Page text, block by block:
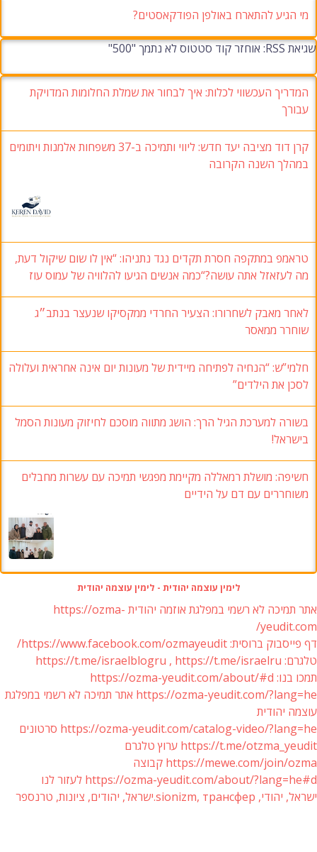
מי הגיע להתארח באולפן הפודקאסטים?
שגיאת RSS: אוחזר קוד סטטוס לא נתמך "500"
המדריך העכשווי לכלות: איך לבחור את שמלת החלומות המדויקת
עבורך
קרן דוד מציבה יעד חדש: ליווי ותמיכה ב-37 משפחות אלמנות ויתומים
במהלך השנה הקרובה
טראמפ במתקפה חסרת תקדים נגד נתניהו: “אין לו שום שיקול דעת,
מה לעזאזל אתה עושה?“כמה אנשים הגיעו להלוויה של עמוס עוז
לאחר מאבק לשחרורו: הצעיר החרדי ממקסיקו שנעצר בנתב״ג
שוחרר ממאסר
חלמי”ש: “הנחיה לפתיחה מיידית של מעונות יום אינה אחראית ועלולה
לסכן את הילדים”
בשורה למערכת הגיל הרך: הושג מתווה מוסכם לחיזוק מעונות הסמל
בישראל!
חשיפה: מושלת רמאללה מקיימת מפגשי תמיכה עם עשרות מחבלים
משוחררים עם דם על הידיים
לימין עוצמה יהודית - לימין עוצמה יהודית
אתר תמיכה לא רשמי במפלגת אוזמה יהודית https://ozma-
yeudit.com/
דף פייסבוק ברוסית: https://www.facebook.com/ozmayeudit/
טלגרם: https://t.me/israelblogru , https://t.me/israelru
תמכו בנו: https://ozma-yeudit.com/about/#d
https://ozma-yeudit.com/?lang=he אתר תמיכה לא רשמי במפלגת
עוצמה יהודית
https://ozma-yeudit.com/catalog-video/?lang=he סרטונים
https://t.me/otzma_yeudit ערוץ טלגרם
https://mewe.com/join/ozma קבוצה
https://ozma-yeudit.com/about/?lang=he#d לעזור לנו
ישראל, יהודי, sionizm, трансфер.ישראל, יהודים, ציונות, טרנספר